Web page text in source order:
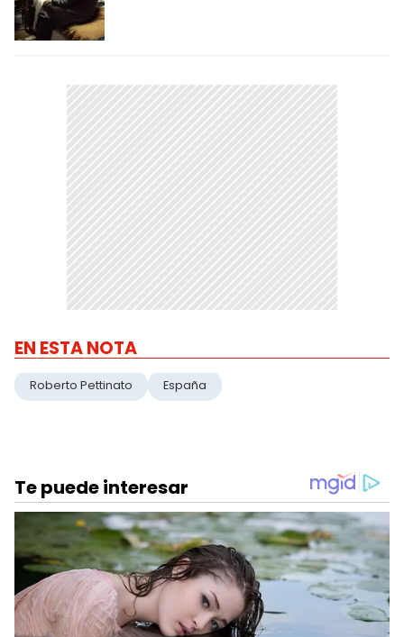
EN ESTA NOTA
Roberto Pettinato España